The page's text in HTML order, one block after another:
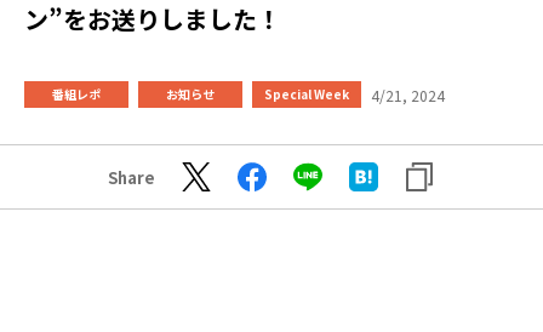
ン”をお送りしました！
番組レポ お知らせ Special Week 4/21, 2024
Share